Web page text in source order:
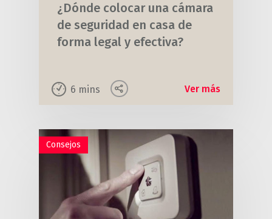
¿Dónde colocar una cámara
de seguridad en casa de
forma legal y efectiva?
6 mins Ver más
Consejos